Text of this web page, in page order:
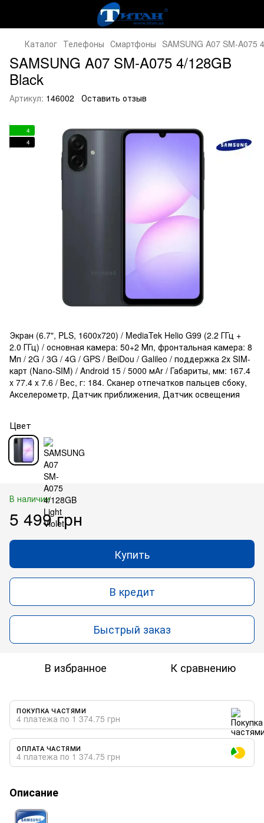
Каталог Телефоны Смартфоны SAMSUNG A07 SM-A075
SAMSUNG A07 SM-A075 4/128GB
Black
Артикул: 146002 Оставить отзыв
4
4
Экран (6.7", PLS, 1600x720) / MediaTek Helio G99 (2.2 ГГц +
2.0 ГГц) / основная камера: 50+2 Мп, фронтальная камера: 8
Мп / 2G / 3G / 4G / GPS / BeiDou / Galileo / поддержка 2х SIM-
карт (Nano-SIM) / Android 15 / 5000 мАr / Габариты, мм: 167.4
x 77.4 x 7.6 / Вес, г: 184. Сканер отпечатков пальцев сбоку,
Акселерометр, Датчик приближения, Датчик освещения
Цвет
В наличии
5 499 грн
Купить
В кредит
Быстрый заказ
В избранное К сравнению
ПОКУПКА ЧАСТЯМИ
4 платежа по 1 374.75 грн
ОПЛАТА ЧАСТЯМИ
4 платежа по 1 374.75 грн
Описание